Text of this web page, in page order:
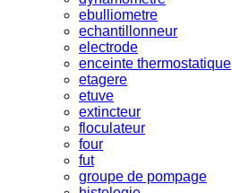
ebulliometre
echantillonneur
electrode
enceinte thermostatique
etagere
etuve
extincteur
floculateur
four
fut
groupe de pompage